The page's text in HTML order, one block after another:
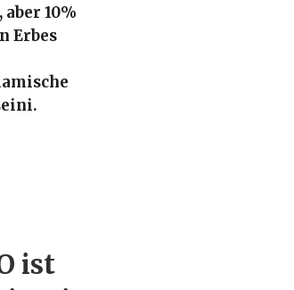
10%
Erbes
ist